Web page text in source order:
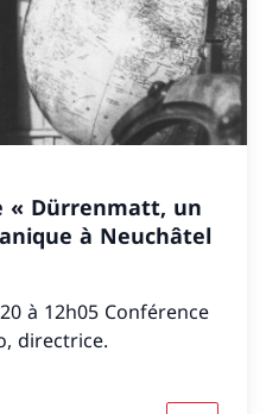
« Dürrenmatt, un
à Neuchâtel
à 12h05 Conférence
directrice.